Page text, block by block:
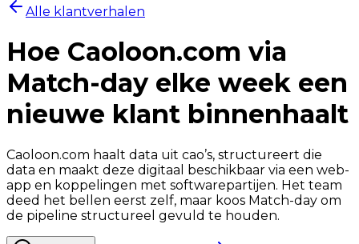
Alle klantverhalen
Hoe Caoloon.com via
Match-day elke week een
nieuwe klant binnenhaalt
Caoloon.com haalt data uit cao’s, structureert die
data en maakt deze digitaal beschikbaar via een web-
app en koppelingen met softwarepartijen. Het team
deed het bellen eerst zelf, maar koos Match-day om
de pipeline structureel gevuld te houden.